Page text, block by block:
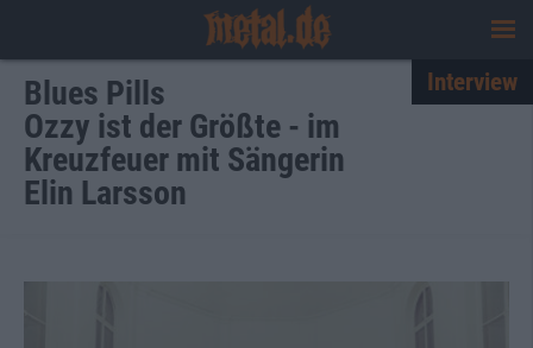
Blues Pills
Ozzy ist der Größte - im
Kreuzfeuer mit Sängerin
Elin Larsson
Interview